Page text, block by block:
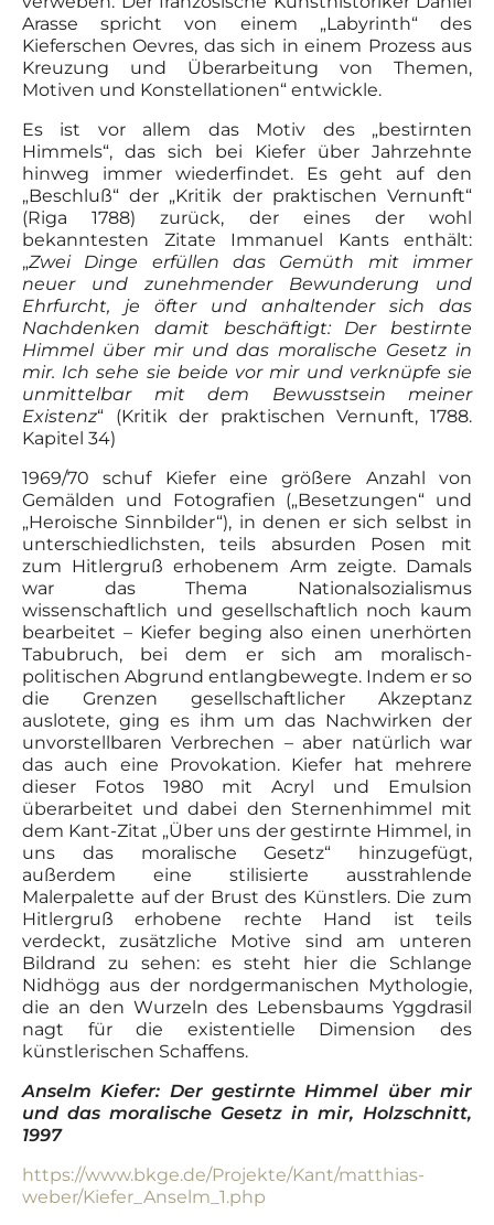
Arasse spricht von einem „Labyrinth“ des
Kieferschen Oevres, das sich in einem Prozess aus
Kreuzung und Überarbeitung von Themen,
Motiven und Konstellationen“ entwickle.
Es ist vor allem das Motiv des „bestirnten
Himmels“, das sich bei Kiefer über Jahrzehnte
hinweg immer wiederfindet. Es geht auf den
„Beschluß“ der „Kritik der praktischen Vernunft“
(Riga 1788) zurück, der eines der wohl
bekanntesten Zitate Immanuel Kants enthält:
„Zwei Dinge erfüllen das Gemüth mit immer
neuer und zunehmender Bewunderung und
Ehrfurcht, je öfter und anhaltender sich das
Nachdenken damit beschäftigt: Der bestirnte
Himmel über mir und das moralische Gesetz in
mir. Ich sehe sie beide vor mir und verknüpfe sie
unmittelbar mit dem Bewusstsein meiner
Existenz“ (Kritik der praktischen Vernunft, 1788.
Kapitel 34)
1969/70 schuf Kiefer eine größere Anzahl von
Gemälden und Fotografien („Besetzungen“ und
„Heroische Sinnbilder“), in denen er sich selbst in
unterschiedlichsten, teils absurden Posen mit
zum Hitlergruß erhobenem Arm zeigte. Damals
war das Thema Nationalsozialismus
wissenschaftlich und gesellschaftlich noch kaum
bearbeitet – Kiefer beging also einen unerhörten
Tabubruch, bei dem er sich am moralisch-
politischen Abgrund entlangbewegte. Indem er so
die Grenzen gesellschaftlicher Akzeptanz
auslotete, ging es ihm um das Nachwirken der
unvorstellbaren Verbrechen – aber natürlich war
das auch eine Provokation. Kiefer hat mehrere
dieser Fotos 1980 mit Acryl und Emulsion
überarbeitet und dabei den Sternenhimmel mit
dem Kant-Zitat „Über uns der gestirnte Himmel, in
uns das moralische Gesetz“ hinzugefügt,
außerdem eine stilisierte ausstrahlende
Malerpalette auf der Brust des Künstlers. Die zum
Hitlergruß erhobene rechte Hand ist teils
verdeckt, zusätzliche Motive sind am unteren
Bildrand zu sehen: es steht hier die Schlange
Nidhögg aus der nordgermanischen Mythologie,
die an den Wurzeln des Lebensbaums Yggdrasil
nagt für die existentielle Dimension des
künstlerischen Schaffens.
Anselm Kiefer: Der gestirnte Himmel über mir
und das moralische Gesetz in mir, Holzschnitt,
1997
https://www.bkge.de/Projekte/Kant/matthias-
weber/Kiefer_Anselm_1.php